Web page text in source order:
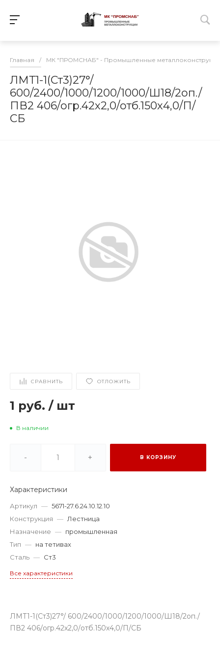
Главная / МК "ПРОМСНАБ" - Промышленные
ЛМТ1-1(Ст3)27°/
600/2400/1000/1200/1000/Ш18/2оп./
ПВ2 406/огр.42х2,0/отб.150х4,0/П/
СБ
СРАВНИТЬ ОТЛОЖИТЬ
1 руб. / шт
В наличии
- + В КОРЗИНУ
Характеристики
Артикул — 5671-27.6.24.10.12.10
Конструкция — Лестница
Назначение — промышленная
Тип — на тетивах
Сталь — Ст3
Все характеристики
ЛМТ1-1(Ст3)27°/ 600/2400/1000/1200/1000/Ш18/2оп./
ПВ2 406/огр.42х2,0/отб.150х4,0/П/СБ